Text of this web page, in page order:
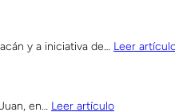
y a iniciativa de… Leer
en… Leer artículo